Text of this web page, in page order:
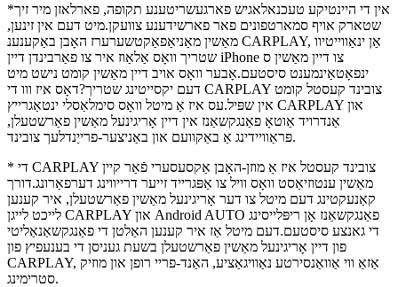
*אין די היינטיקע טעכנאלאגיש פארגעשריטענע תקופה, פארלאזן מיר זיך
שטארק אויף סמארטפונים פאר פארשידענע צוועקן.מיט דעם אין זינען,
מאַשין מאַניאַפאַקטשערערז האָבן באַקענענ CARPLAY, אַן ינאַווייטיוו
שטריך וואָס אַלאַוז איר צו פאַרבינדן דיין iPhone צו דיין מאַשין ס
ינפאָטאַינמענט סיסטעם.אָבער וואָס אויב דיין מאַשין קומט נישט מיט
דעם יקסייטינג שטריך?דאָס איז ווו די CARPLAY צובינד קעסטל קומט
אין שפּיל.עס איז אַ מיטל וואָס סימלאַסלי ינטאַגרייץ CARPLAY און
אַנדרויד אַוטאָ פאַנגקשאַנז אין דיין אָריגינעל מאַשין פאַרשטעלן,
פּראַוויידינג אַ באַקוועם און באַניצער-פרייַנדלעך צובינד.
* די CARPLAY צובינד קעסטל איז אַ מוזן-האָבן אַקסעסערי פֿאַר קיין
מאַשין ענטוזיאַסט וואָס וויל צו אַפּגרייד זייער דרייווינג דערפאַרונג.דורך
קאַנעקטינג דעם מיטל צו דער אָריגינעל מאַשין פאַרשטעלן, איר קענען
לייכט לייגן CARPLAY און Android AUTO פאַנגקשאַנז אָן ריפּלייסינג
די גאנצע סיסטעם.דעם מיטל אַז איר קענען האַלטן די פאַנגקשאַנאַליטי
פון דיין אָריגינעל מאַשין פאַרשטעלן בשעת געניסן די בענעפיץ פון
CARPLAY, אַזאַ ווי אַוואַנסירטע נאַוויגאַציע, האַנד-פריי רופן און מוזיק
סטרימינג.